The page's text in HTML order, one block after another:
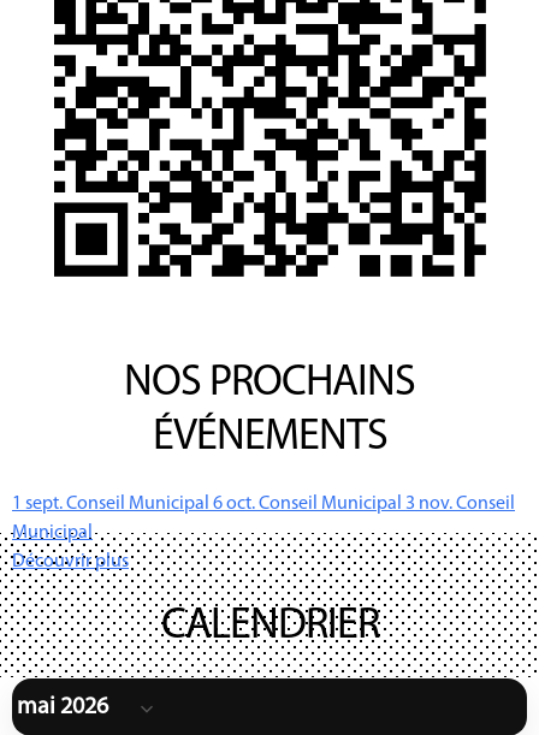
NOS PROCHAINS
ÉVÉNEMENTS
1 sept.Conseil Municipal 6oct.Conseil Municipal 3 nov.Conseil
Municipal
Découvrir plus
CALENDRIER